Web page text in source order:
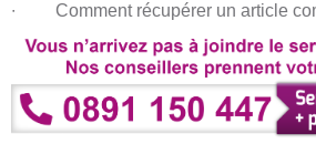
∙ Comment récupérer un article